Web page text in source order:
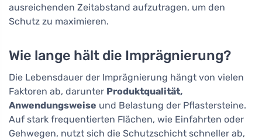
ausreichenden Zeitabstand aufzutragen, um den
Schutz zu maximieren.
Wie lange hält die Imprägnierung?
Die Lebensdauer der Imprägnierung hängt von vielen
Faktoren ab, darunter Produktqualität,
Anwendungsweise und Belastung der Pflastersteine.
Auf stark frequentierten Flächen, wie Einfahrten oder
Gehwegen, nutzt sich die Schutzschicht schneller ab,